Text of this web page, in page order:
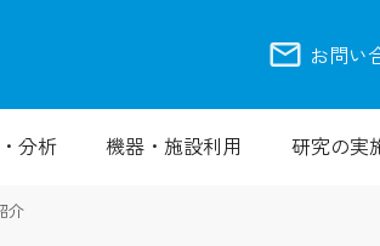
mail お問い
分析 機器・施設利用 研究の実
介